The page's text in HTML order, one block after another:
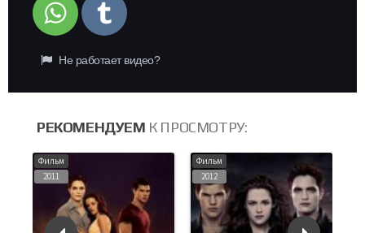
Не работает видео?
РЕКОМЕНДУЕМ К ПРОСМОТРУ:
Фильм
2011
Фильм
2012